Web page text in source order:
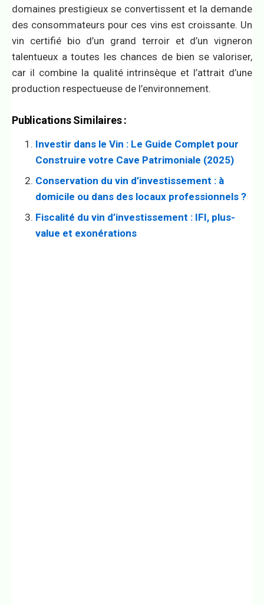
domaines prestigieux se convertissent et la demande
des consommateurs pour ces vins est croissante. Un
vin certifié bio d’un grand terroir et d’un vigneron
talentueux a toutes les chances de bien se valoriser,
car il combine la qualité intrinsèque et l’attrait d’une
production respectueuse de l’environnement.
Publications Similaires :
Investir dans le Vin : Le Guide Complet pour
Construire votre Cave Patrimoniale (2025)
Conservation du vin d’investissement : à
domicile ou dans des locaux professionnels ?
Fiscalité du vin d’investissement : IFI, plus-
value et exonérations